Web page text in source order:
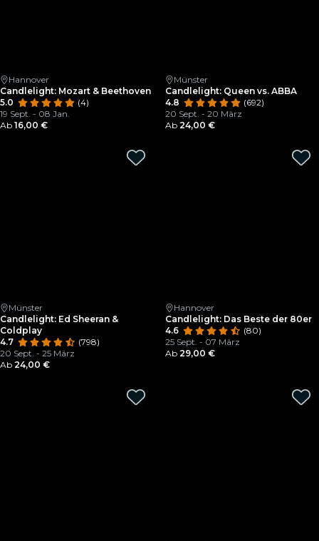
Hannover
Candlelight: Mozart & Beethoven
5.0
(4)
19 Sept. - 08 Jan.
Ab 16,00 €
Münster
Candlelight: Queen vs. ABBA
4.8
(692)
20 Sept. - 20 März
Ab 24,00 €
Münster
Candlelight: Ed Sheeran &
Coldplay
4.7
(798)
20 Sept. - 25 März
Ab 24,00 €
Hannover
Candlelight: Das Beste der 80er
4.6
(80)
25 Sept. - 07 März
Ab 29,00 €